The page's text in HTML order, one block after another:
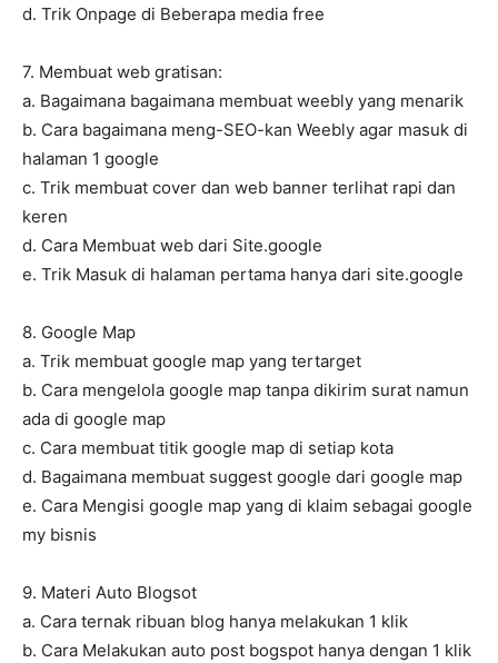
d. Trik Onpage di Beberapa media free
7. Membuat web gratisan:
a. Bagaimana bagaimana membuat weebly yang menarik
b. Cara bagaimana meng-SEO-kan Weebly agar masuk di
halaman 1 google
c. Trik membuat cover dan web banner terlihat rapi dan
keren
d. Cara Membuat web dari Site.google
e. Trik Masuk di halaman pertama hanya dari site.google
8. Google Map
a. Trik membuat google map yang tertarget
b. Cara mengelola google map tanpa dikirim surat namun
ada di google map
c. Cara membuat titik google map di setiap kota
d. Bagaimana membuat suggest google dari google map
e. Cara Mengisi google map yang di klaim sebagai google
my bisnis
9. Materi Auto Blogsot
a. Cara ternak ribuan blog hanya melakukan 1 klik
b. Cara Melakukan auto post bogspot hanya dengan 1 klik